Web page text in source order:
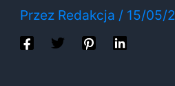
Przez Redakcja / 15/05/